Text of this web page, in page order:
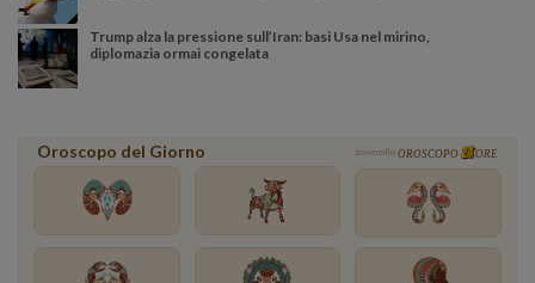
Trump alza la pressione sull’Iran: basi Usa nel mirino,
diplomazia ormai congelata
Oroscopo del Giorno powered by OROSCOPO ORE